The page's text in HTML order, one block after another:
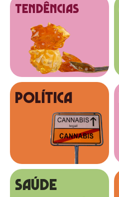
tendências
Política
SAÚDE